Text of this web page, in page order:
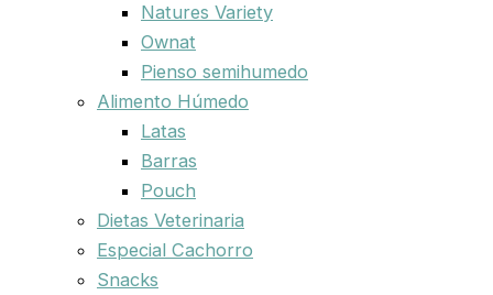
Natures Variety
Ownat
Pienso semihumedo
Alimento Húmedo
Latas
Barras
Pouch
Dietas Veterinaria
Especial Cachorro
Snacks